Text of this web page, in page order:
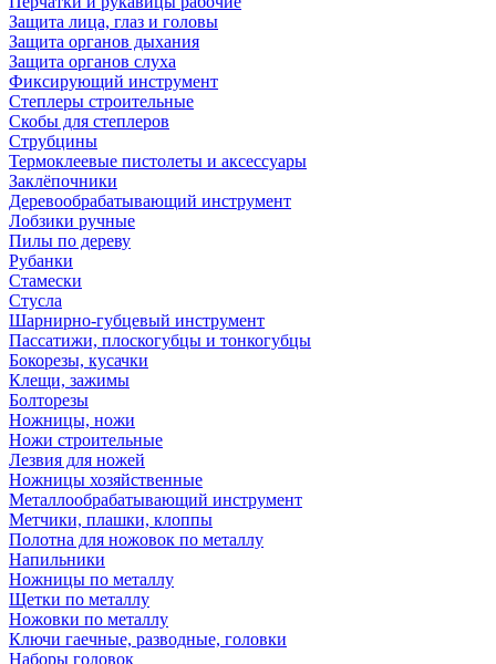
Защита лица, глаз и головы
Защита органов дыхания
Защита органов слуха
Фиксирующий инструмент
Степлеры строительные
Скобы для степлеров
Струбцины
Термоклеевые пистолеты и аксессуары
Заклёпочники
Деревообрабатывающий инструмент
Лобзики ручные
Пилы по дереву
Рубанки
Стамески
Стусла
Шарнирно-губцевый инструмент
Пассатижи, плоскогубцы и тонкогубцы
Бокорезы, кусачки
Клещи, зажимы
Болторезы
Ножницы, ножи
Ножи строительные
Лезвия для ножей
Ножницы хозяйственные
Металлообрабатывающий инструмент
Метчики, плашки, клоппы
Полотна для ножовок по металлу
Напильники
Ножницы по металлу
Щетки по металлу
Ножовки по металлу
Ключи гаечные, разводные, головки
Наборы головок